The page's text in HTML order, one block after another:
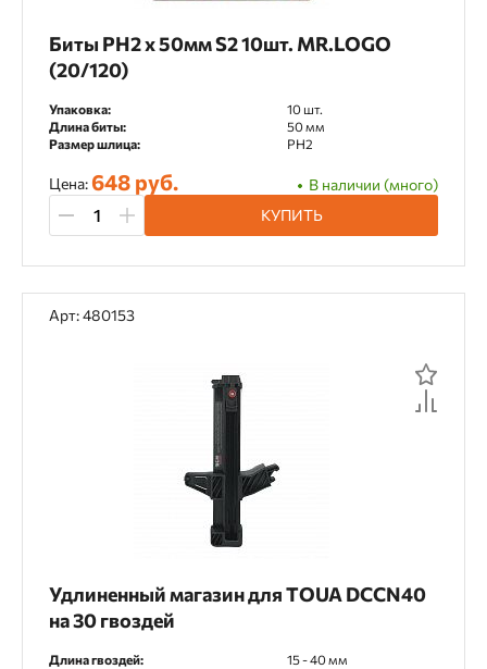
Биты PH2 х 50мм S2 10шт. MR.LOGO
(20/120)
Упаковка:
10 шт.
Длина биты:
50 мм
Размер шлица:
PH2
Цена: 648 руб.
В наличии (много)
КУПИТЬ
Арт: 480153
Удлиненный магазин для TOUA DCCN40
на 30 гвоздей
Длина гвоздей: 15 - 40 мм